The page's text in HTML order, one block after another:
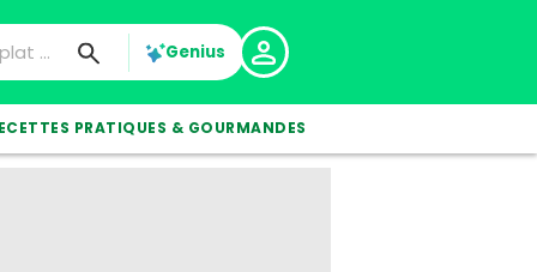
Genius
PRATIQUES & GOURMANDES